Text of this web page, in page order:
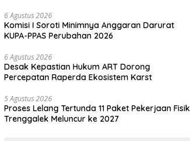
6 Agustus 2026
Komisi I Soroti Minimnya Anggaran Darurat
KUPA-PPAS Perubahan 2026
6 Agustus 2026
Desak Kepastian Hukum ART Dorong
Percepatan Raperda Ekosistem Karst
5 Agustus 2026
Proses Lelang Tertunda 11 Paket Pekerjaan Fisik
Trenggalek Meluncur ke 2027